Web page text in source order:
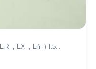
LX_, L4_) 1.5...